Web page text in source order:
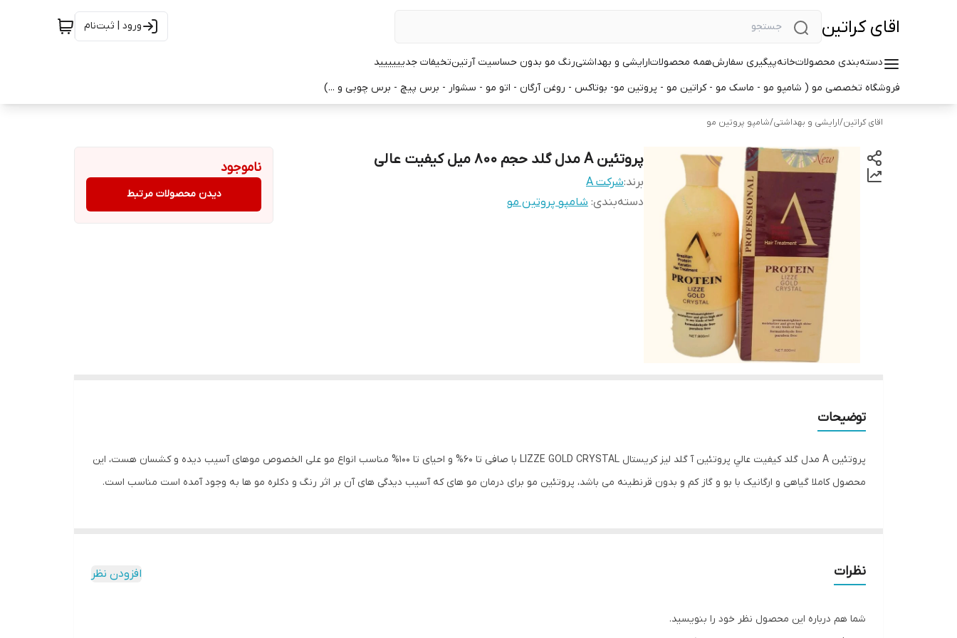
اقای کراتین ورود | ثبت‌نام
دسته‌بندی محصولاتخانهپیگیری سفارشهمه محصولاتارایشی و بهداشتیرنگ مو بدون حساسیت آرتینتخیفات جدیییییید
فروشگاه تخصصی مو ( شامپو مو - ماسک مو - کراتین مو - پروتین مو- بوتاکس - روغن آرگان - اتو مو - سشوار - برس پیچ - برس چوبی و ...)
اقای کراتین/ارایشی و بهداشتی/شامپو پروتین مو
پروتئین A مدل گلد حجم 800 میل کیفیت عالی
برند:شرکت A
دسته‌بندی: شامپو پروتین مو
ناموجود
دیدن محصولات مرتبط
توضیحات
پروتئین A مدل گلد كيفيت عالي پروتئین آ گلد لیز کریستال LIZZE GOLD CRYSTAL با صافی تا ۶۰% و احیای تا ۱۰۰% مناسب انواع مو علی الخصوص موهای آسیب دیده و کشسان هست، این
محصول کاملا گیاهی و ارگانیک با بو و گاز کم و بدون قرنطینه می باشد، پروتئین مو برای درمان مو های که آسیب دیدگی های آن بر اثر رنگ و دکلره مو ها به وجود آمده است مناسب است.
نظرات افزودن نظر
شما هم درباره این محصول نظر خود را بنویسید.